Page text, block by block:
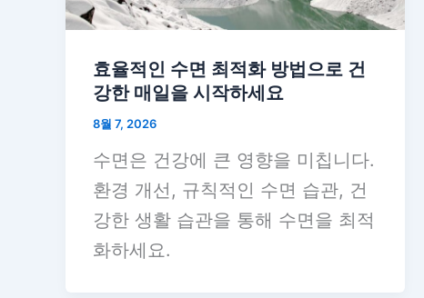
효율적인 수면 최적화 방법으로 건
강한 매일을 시작하세요
8월 7, 2026
수면은 건강에 큰 영향을 미칩니다.
환경 개선, 규칙적인 수면 습관, 건
강한 생활 습관을 통해 수면을 최적
화하세요.